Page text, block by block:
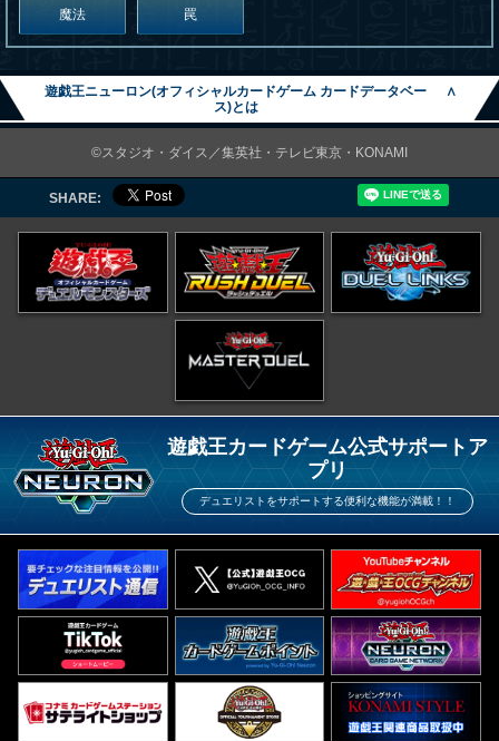
魔法 罠
遊戯王ニューロン(オフィシャルカードゲーム カードデータベー
ス)とは
∧
©スタジオ・ダイス／集英社・テレビ東京・KONAMI
SHARE:
遊戯王カードゲーム公式サポートア
プリ
デュエリストをサポートする便利な機能が満載！！